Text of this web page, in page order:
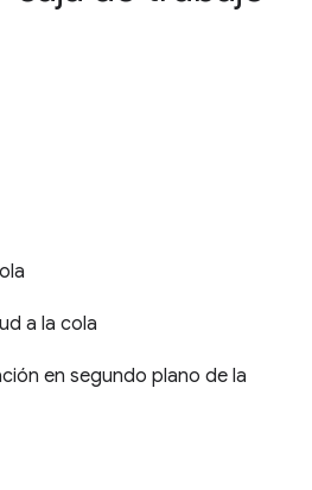
a la cola
en segundo plano de la